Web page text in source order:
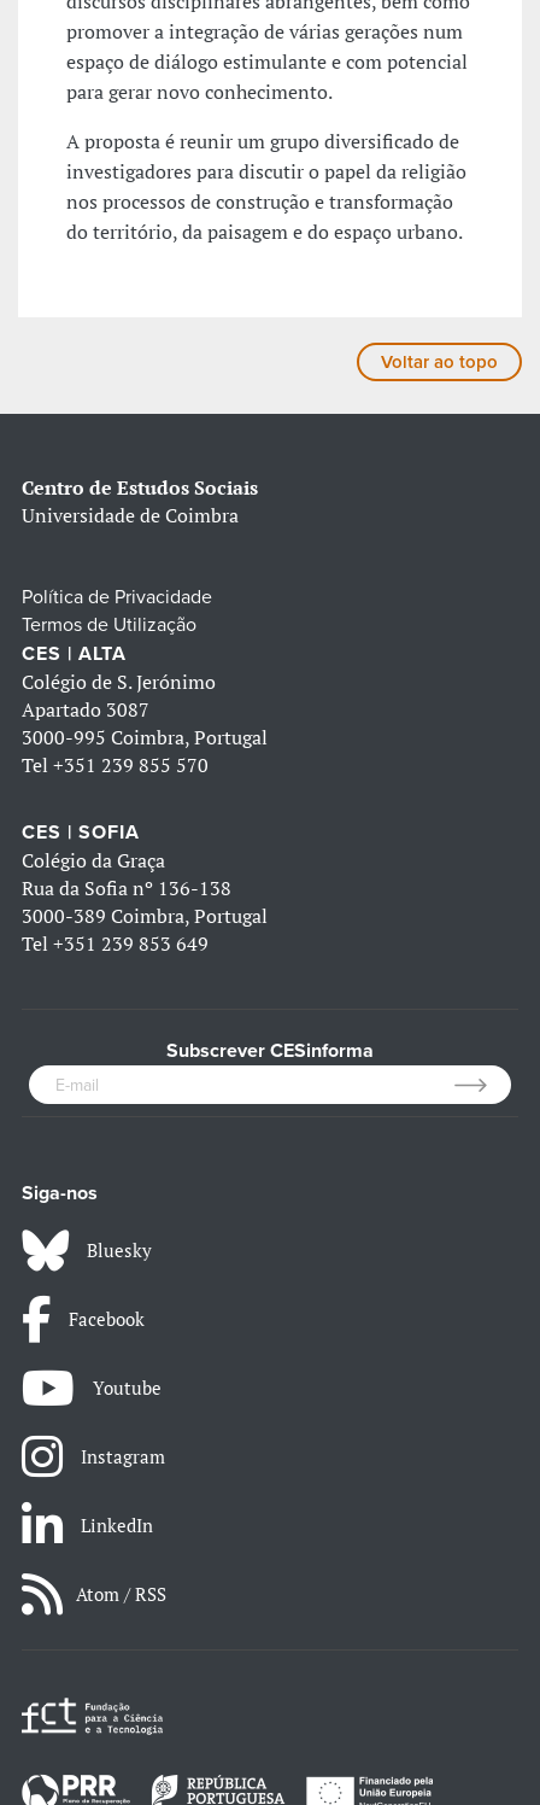
promover a integração de várias gerações num
espaço de diálogo estimulante e com potencial
para gerar novo conhecimento.
A proposta é reunir um grupo diversificado de
investigadores para discutir o papel da religião
nos processos de construção e transformação
do território, da paisagem e do espaço urbano.
Voltar ao topo
Centro de Estudos Sociais
Universidade de Coimbra
Política de Privacidade
Termos de Utilização
CES | ALTA
Colégio de S. Jerónimo
Apartado 3087
3000-995 Coimbra, Portugal
Tel +351 239 855 570
CES | SOFIA
Colégio da Graça
Rua da Sofia nº 136-138
3000-389 Coimbra, Portugal
Tel +351 239 853 649
Subscrever CESinforma
Siga-nos
Bluesky
Facebook
Youtube
Instagram
LinkedIn
Atom / RSS